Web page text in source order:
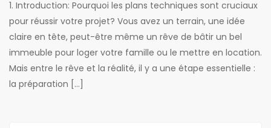
1. Introduction: Pourquoi les plans techniques sont cruciaux
pour réussir votre projet? Vous avez un terrain, une idée
claire en tête, peut-être même un rêve de bâtir un bel
immeuble pour loger votre famille ou le mettre en location.
Mais entre le rêve et la réalité, il y a une étape essentielle :
la préparation […]